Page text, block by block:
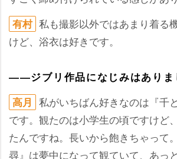
有村 私も撮影以外ではあまり着る
けど、浴衣は好きです。
――ジブリ作品になじみはありま
高月 私がいちばん好きなのは『千
です。観たのは小学生の頃ですけど
たんですね。長いから飽きちゃって
尋』は夢中になって観ていて、あっ